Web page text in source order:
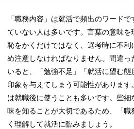
「職務内容」は就活で頻出のワード
ていない人は多いです。言葉の意味を
恥をかくだけではなく、選考時に不利
め注意しなければなりません。間違っ
いると、「勉強不足」「就活に望む
印象を与えてしまう可能性があります
は就職後に使うことも多いです。些
味を知ることが大切であるため、「職
く理解して就活に臨みましょう。